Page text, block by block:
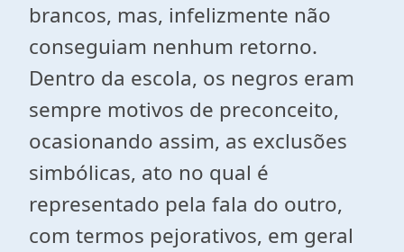
brancos, mas, infelizmente não
conseguiam nenhum retorno.
Dentro da escola, os negros eram
sempre motivos de preconceito,
ocasionando assim, as exclusões
simbólicas, ato no qual é
representado pela fala do outro,
com termos pejorativos, em geral